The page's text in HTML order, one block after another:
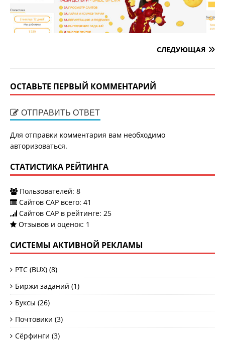
СЛЕДУЮЩАЯ
ОСТАВЬТЕ ПЕРВЫЙ КОММЕНТАРИЙ
ОТПРАВИТЬ ОТВЕТ
Для отправки комментария вам необходимо
авторизоваться.
СТАТИСТИКА РЕЙТИНГА
Пользователей: 8
Сайтов САР всего: 41
Сайтов САР в рейтинге: 25
Отзывов и оценок: 1
СИСТЕМЫ АКТИВНОЙ РЕКЛАМЫ
PTC (BUX) (8)
Биржи заданий (1)
Буксы (26)
Почтовики (3)
Сёрфинги (3)